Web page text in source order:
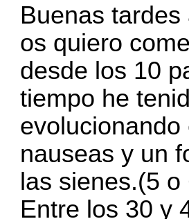
Buenas
os quiero
desde los 10
tiempo he
nauseas y un
las sienes.(5
Entre los 30 y